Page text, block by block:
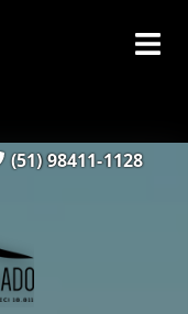
(51) 98411-1128